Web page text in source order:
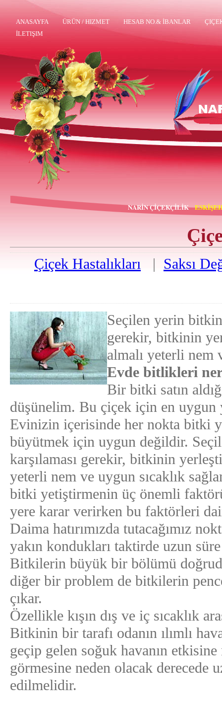
ANASAYFA ÜRÜN / HIZMET HESAB NO.& İBANLAR
İLETIŞIM
NARİN ÇİÇEKÇİLİK
Çiçek Hastalıkları | Saksı
Seçilen yerin
gerekir, bitkinin
almalı yeterli nem
Evde bitlikleri
Bir bitki satın
düşünelim. Bu çiçek için en uygun
Evinizin içerisinde her nokta bitki
büyütmek için uygun değildir.
karşılaması gerekir, bitkinin
yeterli nem ve uygun sıcaklık
bitki yetiştirmenin üç önemli
yere karar verirken bu faktörleri
Daima hatırımızda tutacağımız
yakın kondukları taktirde uzun
Bitkilerin büyük bir bölümü
diğer bir problem de bitkilerin
çıkar.
Özellikle kışın dış ve iç sıcaklık
Bitkinin bir tarafı odanın ılımlı
geçip gelen soğuk havanın
görmesine neden olacak derecede
edilmelidir.